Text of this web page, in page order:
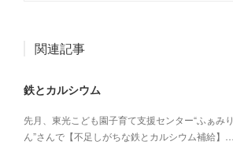
関連記事
鉄とカルシウム
先月、東光こども園子育て支援センター“ふぁみり
ん”さんで【不足しがちな鉄とカルシウム補給】…